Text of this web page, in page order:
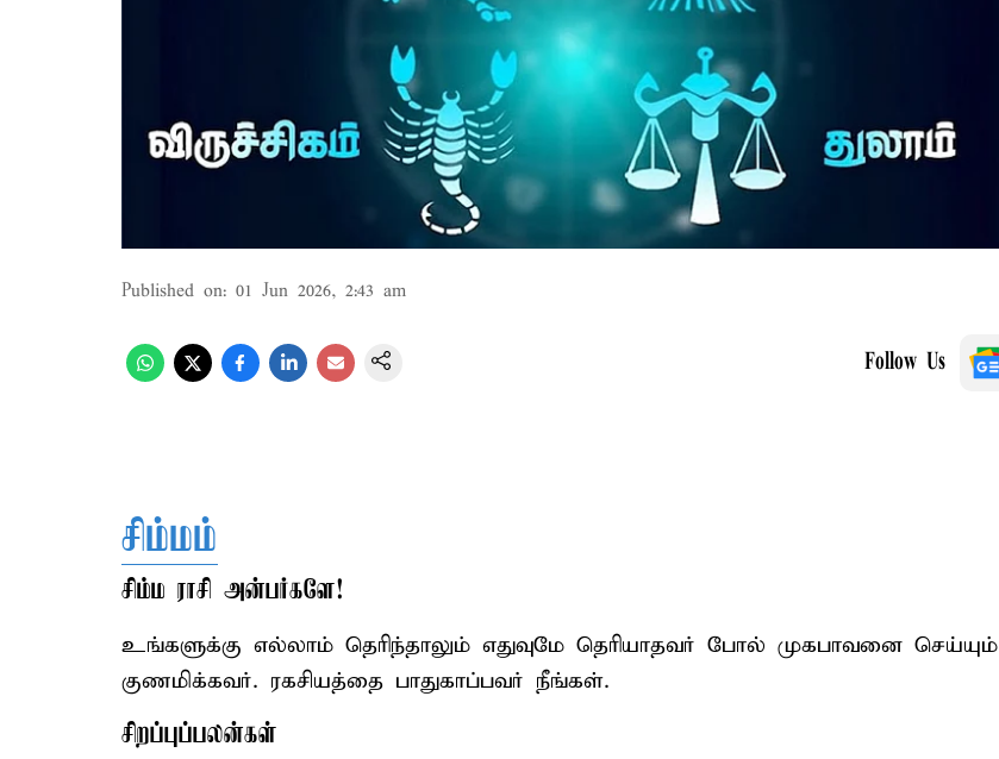
Published on: 01 Jun 2026, 2:43 am
Follow Us
சிம்மம்
சிம்ம ராசி அன்பர்களே!
உங்களுக்கு எல்லாம் தெரிந்தாலும் எதுவுமே தெரியாதவர் போல் முகபாவனை செய்யும்
குணமிக்கவர். ரகசியத்தை பாதுகாப்பவர் நீங்கள்.
சிறப்புப்பலன்கள்